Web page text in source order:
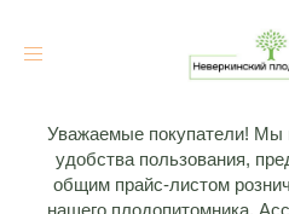
Toggle
Уважаемые покупатели! Мы
удобства пользования,
общим прайс-листом
нашего плодопитомника.